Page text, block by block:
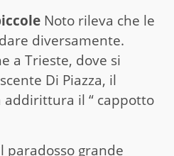
Noto rileva che le
diversamente.
a Trieste, dove si
Di Piazza, il
il “ cappotto
paradosso grande